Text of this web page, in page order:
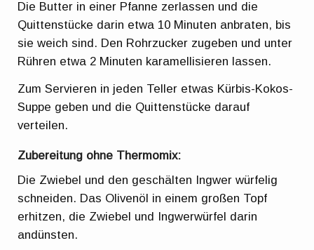
Die Butter in einer Pfanne zerlassen und die
Quittenstücke darin etwa 10 Minuten anbraten, bis
sie weich sind. Den Rohrzucker zugeben und unter
Rühren etwa 2 Minuten karamellisieren lassen.
Zum Servieren in jeden Teller etwas Kürbis-Kokos-
Suppe geben und die Quittenstücke darauf
verteilen.
Zubereitung ohne Thermomix:
Die Zwiebel und den geschälten Ingwer würfelig
schneiden. Das Olivenöl in einem großen Topf
erhitzen, die Zwiebel und Ingwerwürfel darin
andünsten.